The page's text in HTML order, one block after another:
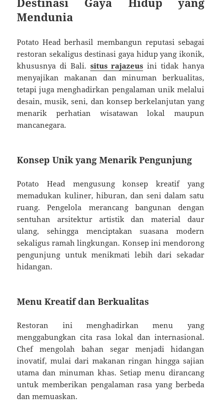
Mendunia
Potato Head berhasil membangun reputasi sebagai
restoran sekaligus destinasi gaya hidup yang ikonik,
khususnya di Bali. situs rajazeus ini tidak hanya
menyajikan makanan dan minuman berkualitas,
tetapi juga menghadirkan pengalaman unik melalui
desain, musik, seni, dan konsep berkelanjutan yang
menarik perhatian wisatawan lokal maupun
mancanegara.
Konsep Unik yang Menarik Pengunjung
Potato Head mengusung konsep kreatif yang
memadukan kuliner, hiburan, dan seni dalam satu
ruang. Pengelola merancang bangunan dengan
sentuhan arsitektur artistik dan material daur
ulang, sehingga menciptakan suasana modern
sekaligus ramah lingkungan. Konsep ini mendorong
pengunjung untuk menikmati lebih dari sekadar
hidangan.
Menu Kreatif dan Berkualitas
Restoran ini menghadirkan menu yang
menggabungkan cita rasa lokal dan internasional.
Chef mengolah bahan segar menjadi hidangan
inovatif, mulai dari makanan ringan hingga sajian
utama dan minuman khas. Setiap menu dirancang
untuk memberikan pengalaman rasa yang berbeda
dan memuaskan.